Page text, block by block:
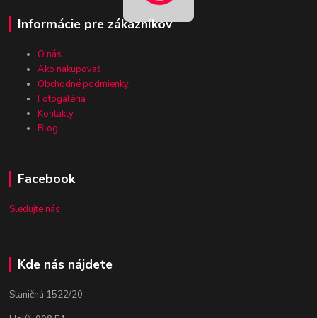
Informácie pre zákazníkov
O nás
Ako nakupovať
Obchodné podmienky
Fotogaléria
Kontakty
Blog
Facebook
Sledujte nás
Kde nás nájdete
Staničná 1522/20